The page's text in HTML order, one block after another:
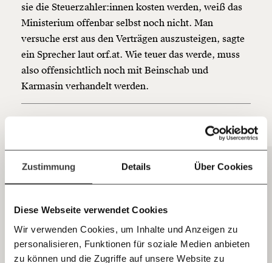
Zustimmung Details Über Cookies
Diese Webseite verwendet Cookies
Wir verwenden Cookies, um Inhalte und Anzeigen zu
personalisieren, Funktionen für soziale Medien anbieten
zu können und die Zugriffe auf unsere Website zu
funktioniert. Unsere Recherchen sind für alle frei im
Netz. Unabhängig und werbefrei. Und das wird auch
so bleiben. Kämpf’ mit uns für den Fortschritt und
unterstütze uns mit Deinem Mitgliedsbeitrag.
Du überweist lieber direkt?
Hier unsere IBAN: AT34 4300 0498 0007 6017
Kontoinhaber: Momentum Institut - Verein für
sozialen Fortschritt
Jetzt
einfach
teilen.
E-Mail
sie die Steuerzahler:innen kosten werden, weiß das
Ministerium offenbar selbst noch nicht. Man
versuche erst aus den Verträgen auszusteigen, sagte
ein Sprecher laut orf.at. Wie teuer das werde, muss
also offensichtlich noch mit Beinschab und
Karmasin verhandelt werden.
Das könnte dich auch interessieren